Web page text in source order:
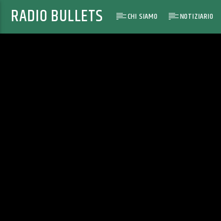
RADIO BULLETS CHI SIAMO NOTIZIARIO